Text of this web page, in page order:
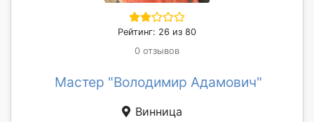
Рейтинг: 26 из 80
0 отзывов
Мастер "Володимир Адамович"
Винница